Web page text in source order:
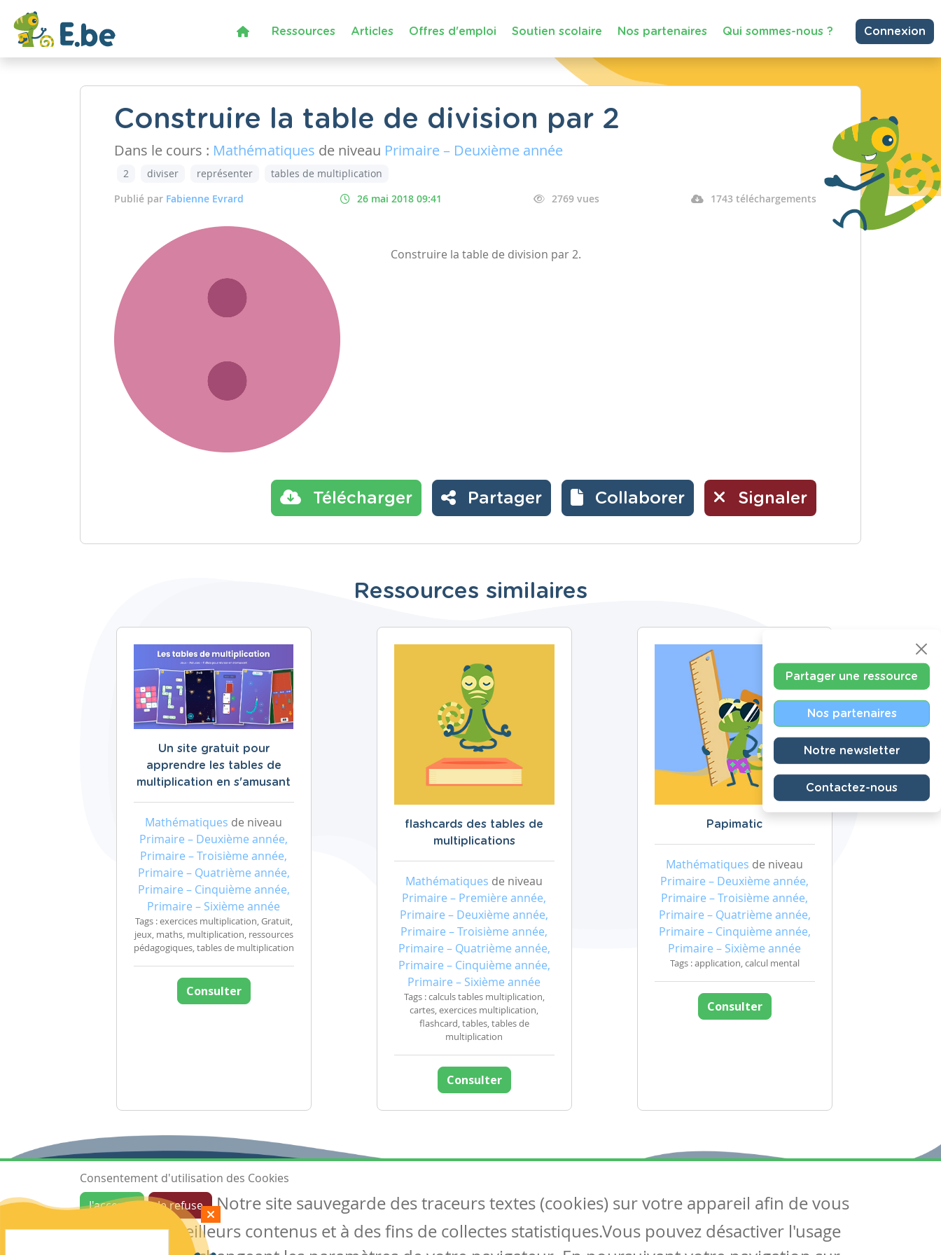
Ressources Articles Offres d'emploi Soutien scolaire Nos partenaires Qui sommes-nous ? Connexion
Construire la table de division par 2
Dans le cours : Mathématiques de niveau Primaire – Deuxième année
2 diviser représenter
tables de multiplication
Publié par Fabienne Evrard 26 mai 2018 09:41 2769 vues 1743 téléchargements
Construire la table de division par 2.
Télécharger Partager Collaborer Signaler
Ressources similaires
Un site gratuit pour
apprendre les tables de
multiplication en s'amusant
Mathématiques de niveau
Primaire – Deuxième année,
Primaire – Troisième année,
Primaire – Quatrième année,
Primaire – Cinquième année,
Primaire – Sixième année
Tags : exercices multiplication, Gratuit,
jeux, maths, multiplication, ressources
pédagogiques, tables de multiplication
Consulter
flashcards des tables de
multiplications
Mathématiques de niveau
Primaire – Première année,
Primaire – Deuxième année,
Primaire – Troisième année,
Primaire – Quatrième année,
Primaire – Cinquième année,
Primaire – Sixième année
Tags : calculs tables multiplication,
cartes, exercices multiplication,
flashcard, tables, tables de
multiplication
Consulter
Papimatic
Mathématiques de niveau
Primaire – Deuxième année,
Primaire – Troisième année,
Primaire – Quatrième année,
Primaire – Cinquième année,
Primaire – Sixième année
Tags : application, calcul mental
Consulter
Partager une ressource
Nos partenaires
Notre newsletter
Contactez-nous
Ressources
Les ressources
Créer une ressource
Articles
Tous les articles
Articles DYS
Suivez-nous
Contactez-nous
Soutien scolaire
Consentement d'utilisation des Cookies
J'accepte
Je refuse
Notre site sauvegarde des traceurs textes (cookies) sur votre appareil afin de vous
garantir de meilleurs contenus et à des fins de collectes statistiques.Vous pouvez désactiver l'usage